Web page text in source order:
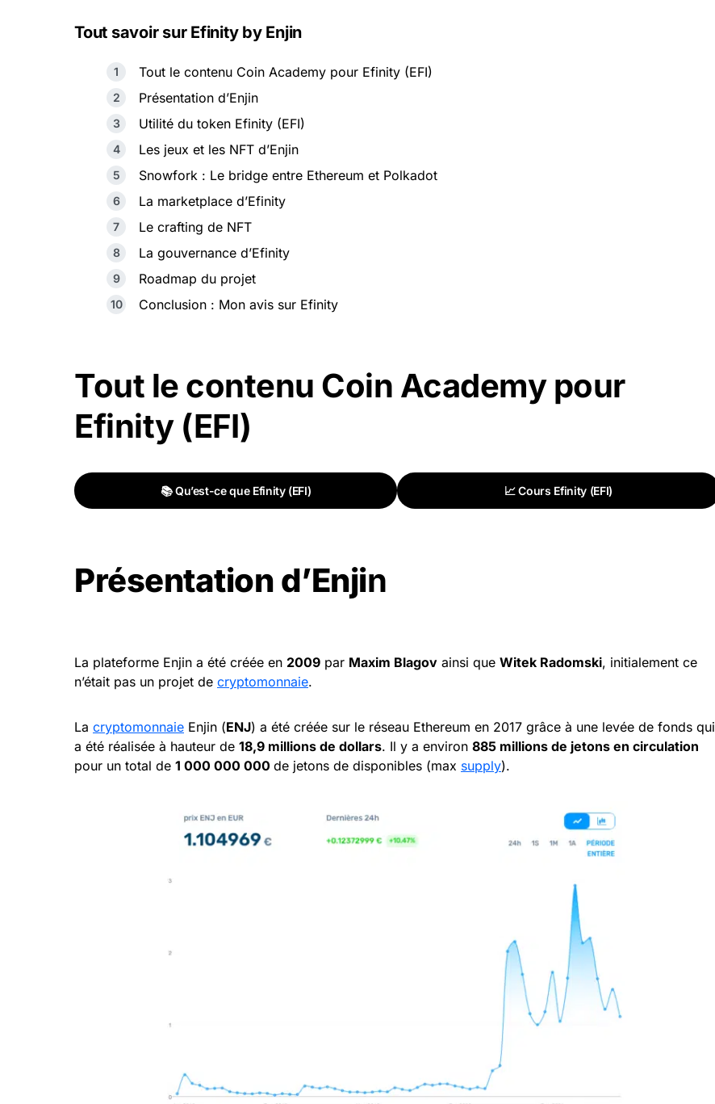
Tout savoir sur Efinity by Enjin
Tout le contenu Coin Academy pour Efinity (EFI)
Présentation d’Enjin
Utilité du token Efinity (EFI)
Les jeux et les NFT d’Enjin
Snowfork : Le bridge entre Ethereum et Polkadot
La marketplace d’Efinity
Le crafting de NFT
La gouvernance d’Efinity
Roadmap du projet
Conclusion : Mon avis sur Efinity
Tout le contenu Coin Academy pour
Efinity (EFI)
📚 Qu’est-ce que Efinity (EFI) 📈 Cours Efinity (EFI)
Présentation d’Enjin
La plateforme Enjin a été créée en 2009 par Maxim Blagov ainsi que Witek Radomski, initialement ce
n’était pas un projet de cryptomonnaie.
La cryptomonnaie Enjin (ENJ) a été créée sur le réseau Ethereum en 2017 grâce à une levée de fonds qui
a été réalisée à hauteur de 18,9 millions de dollars. Il y a environ 885 millions de jetons en circulation
pour un total de 1 000 000 000 de jetons de disponibles (max supply).